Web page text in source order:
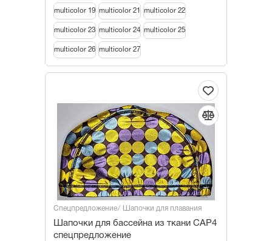
multicolor 19 multicolor 21 multicolor 22
multicolor 23 multicolor 24 multicolor 25
multicolor 26 multicolor 27
Спецпредложение Шапочки для плавания
Шапочки для бассейна из ткани САР4
спецпредложение